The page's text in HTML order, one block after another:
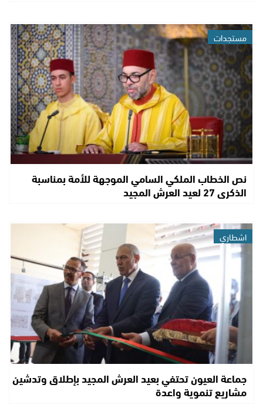
مستجدات
نص الخطاب الملكي السامي الموجهة للأمة بمناسبة
الذكرى 27 لعيد العرش المجيد
اشطاري
جماعة العيون تحتفي بعيد العرش المجيد بإطلاق وتدشين
مشاريع تنموية واعدة